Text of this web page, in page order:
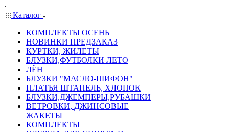
Каталог
КОМПЛЕКТЫ ОСЕНЬ
НОВИНКИ ПРЕДЗАКАЗ
КУРТКИ, ЖИЛЕТЫ
БЛУЗКИ,ФУТБОЛКИ ЛЕТО
ЛЁН
БЛУЗКИ "МАСЛО-ШИФОН"
ПЛАТЬЯ ШТАПЕЛЬ, ХЛОПОК
БЛУЗКИ,ДЖЕМПЕРЫ,РУБАШКИ
ВЕТРОВКИ, ДЖИНСОВЫЕ
ЖАКЕТЫ
КОМПЛЕКТЫ